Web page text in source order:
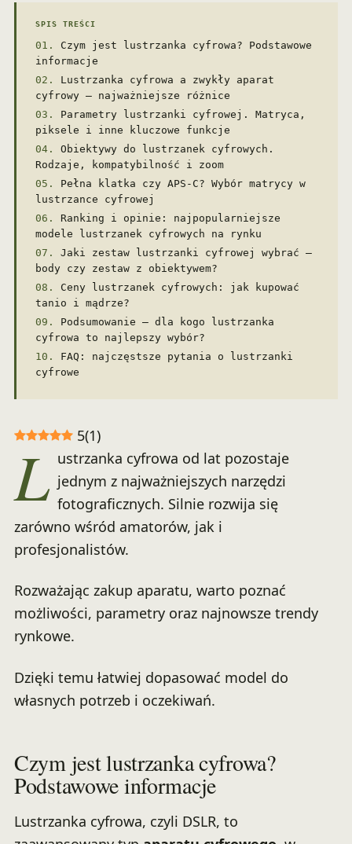
SPIS TREŚCI
Czym jest lustrzanka cyfrowa? Podstawowe
informacje
Lustrzanka cyfrowa a zwykły aparat
cyfrowy – najważniejsze różnice
Parametry lustrzanki cyfrowej. Matryca,
piksele i inne kluczowe funkcje
Obiektywy do lustrzanek cyfrowych.
Rodzaje, kompatybilność i zoom
Pełna klatka czy APS-C? Wybór matrycy w
lustrzance cyfrowej
Ranking i opinie: najpopularniejsze
modele lustrzanek cyfrowych na rynku
Jaki zestaw lustrzanki cyfrowej wybrać –
body czy zestaw z obiektywem?
Ceny lustrzanek cyfrowych: jak kupować
tanio i mądrze?
Podsumowanie – dla kogo lustrzanka
cyfrowa to najlepszy wybór?
FAQ: najczęstsze pytania o lustrzanki
cyfrowe
5(1)
L ustrzanka cyfrowa od lat pozostaje
jednym z najważniejszych narzędzi
fotograficznych. Silnie rozwija się
zarówno wśród amatorów, jak i
profesjonalistów.
Rozważając zakup aparatu, warto poznać
możliwości, parametry oraz najnowsze trendy
rynkowe.
Dzięki temu łatwiej dopasować model do
własnych potrzeb i oczekiwań.
Czym jest lustrzanka cyfrowa?
Podstawowe informacje
Lustrzanka cyfrowa, czyli DSLR, to